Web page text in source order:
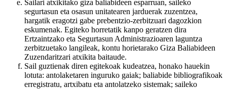
Sailari atxikitako giza baliabideen esparruan, saileko
segurtasun eta osasun unitatearen jarduerak zuzentzea,
hargatik eragotzi gabe prebentzio-zerbitzuari dagozkion
eskumenak. Egiteko horretatik kanpo geratzen dira
Ertzaintzako eta Segurtasun Administrazioaren laguntza
zerbitzuetako langileak, kontu horietarako Giza Baliabideen
Zuzendaritzari atxikita baitaude.
Sail guztienak diren egitekoak kudeatzea, honako hauekin
lotuta: antolaketaren inguruko gaiak; baliabide bibliografikoak
erregistratu, artxibatu eta antolatzeko sistemak; saileko